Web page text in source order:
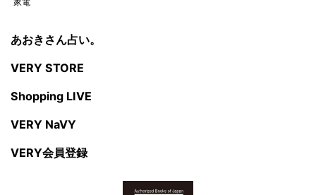
あおきさん占い。
VERY STORE
Shopping LIVE
VERY NaVY
VERY会員登録